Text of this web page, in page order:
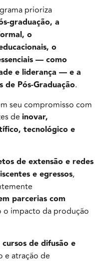
prioriza
graduação, a
o
o
— como
e liderança — e a
Pós-Graduação.
seu compromisso com
de inovar,
tecnológico e
de extensão e redes
e egressos,
parcerias com
o impacto da produção
de difusão e
e atração de